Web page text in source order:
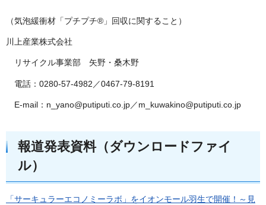
（気泡緩衝材「プチプチ®」回収に関すること）
川上産業株式会社
リサイクル事業部 矢野・桑木野
電話：0280-57-4982／0467-79-8191
E-mail：n_yano@putiputi.co.jp／m_kuwakino@putiputi.co.jp
報道発表資料（ダウンロードファイ
ル）
「サーキュラーエコノミーラボ」をイオンモール羽生で開催！～見